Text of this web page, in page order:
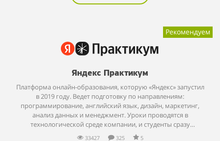
Рекомендуем
Яндекс Практикум
Платформа онлайн-образования, которую «Яндекс» запустил
в 2019 году. Ведет подготовку по направлениям:
программирование, английский язык, дизайн, маркетинг,
анализ данных и менеджмент. Уроки проводятся в
технологической среде компании, и студенты сразу
применяют новые знания на практике.
33427 325 5